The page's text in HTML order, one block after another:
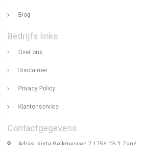
Blog
Bedrijfs links
Over ons
Disclaimer
Privacy Policy
Klantenservice
Contactgegevens